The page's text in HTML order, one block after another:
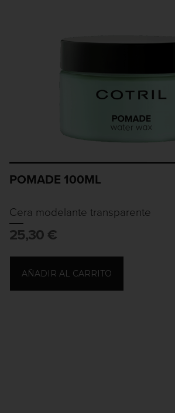
POMADE 100ML
Cera modelante transparente
25,30 €
AÑADIR AL CARRITO